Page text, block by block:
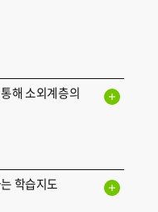
해 소외계층의
학습지도